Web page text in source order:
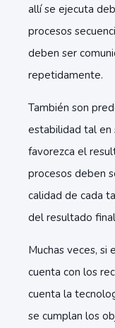
allí se ejecuta
procesos
deben ser
repetidamente.
También son
estabilidad tal en
favorezca el
procesos deben
calidad de cada
del resultado
Muchas veces, si
cuenta con los
cuenta la
se cumplan los